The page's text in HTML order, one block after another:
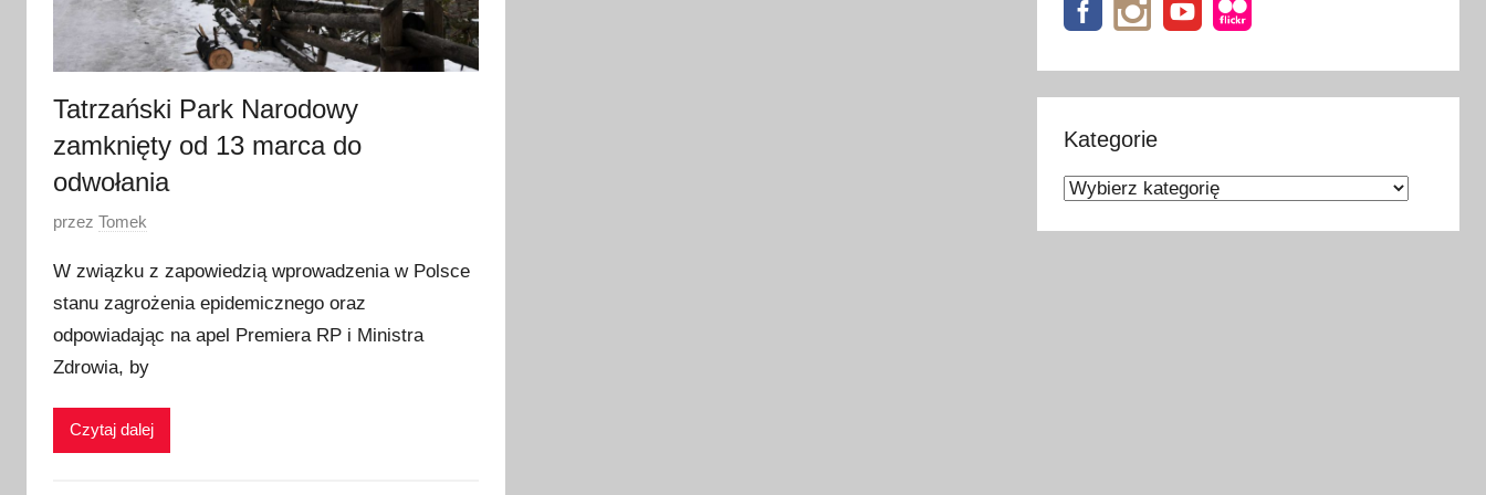
Tatrzański Park Narodowy
zamknięty od 13 marca do
odwołania
O
u
b
l
i
w
przez Tomek
W związku z zapowiedzią wprowadzenia w Polsce
stanu zagrożenia epidemicznego oraz
odpowiadając na apel Premiera RP i Ministra
Zdrowia, by
Czytaj dalej
Kategorie
Kategorie